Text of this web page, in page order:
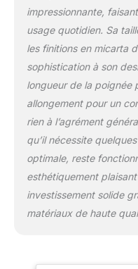
impressionnante,
usage quotidien. Sa
les finitions en micarta
sophistication à son
longueur de la poignée
allongement pour un
rien à l’agrément
qu’il nécessite
optimale, reste
esthétiquement
investissement solide
matériaux de haute